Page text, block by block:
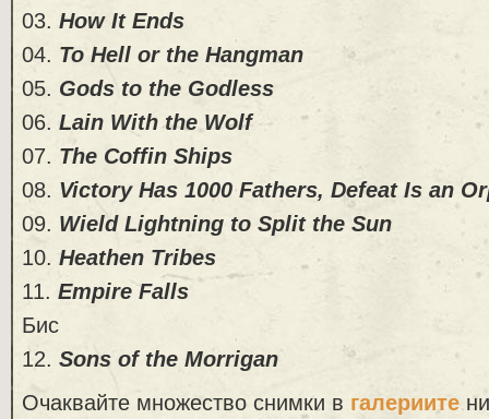
03. How It Ends
04. To Hell or the Hangman
05. Gods to the Godless
06. Lain With the Wolf
07. The Coffin Ships
08. Victory Has 1000 Fathers, Defeat Is an
09. Wield Lightning to Split the Sun
10. Heathen Tribes
11. Empire Falls
Бис
12. Sons of the Morrigan
Очаквайте множество снимки в галериите